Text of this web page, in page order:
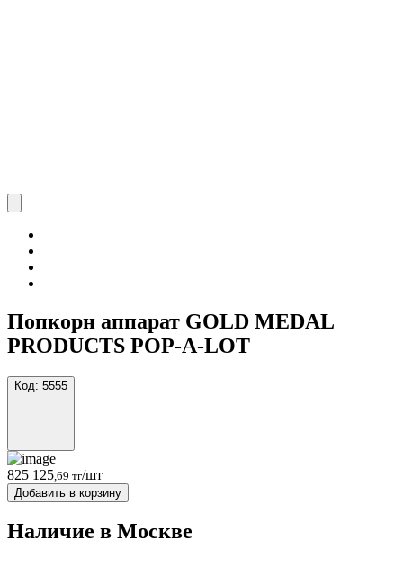
Попкорн аппарат GOLD MEDAL
PRODUCTS POP-A-LOT
Код: 5555
825 125 ,69 тг/шт
Добавить в корзину
Наличие в Москвe